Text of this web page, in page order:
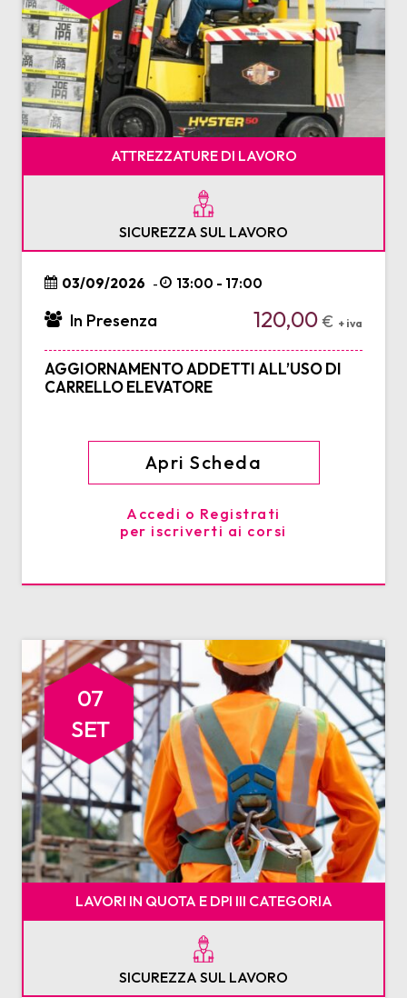
ATTREZZATURE DI LAVORO
SICUREZZA SUL LAVORO
03/09/2026 - 13:00 - 17:00
120,00€ + iva
In Presenza
AGGIORNAMENTO ADDETTI ALL’USO DI
CARRELLO ELEVATORE
Apri Scheda
Accedi o Registrati
per iscriverti ai corsi
07
SET
LAVORI IN QUOTA E DPI III CATEGORIA
SICUREZZA SUL LAVORO